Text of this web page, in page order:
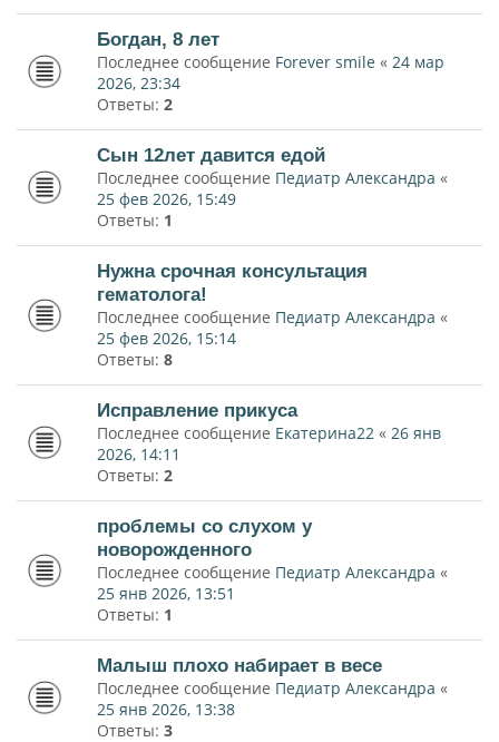
Богдан, 8 лет
Последнее сообщение Forever smile « 24 мар
2026, 23:34
Ответы: 2
Сын 12лет давится едой
Последнее сообщение Педиатр Александра «
25 фев 2026, 15:49
Ответы: 1
Нужна срочная консультация
гематолога!
Последнее сообщение Педиатр Александра «
25 фев 2026, 15:14
Ответы: 8
Исправление прикуса
Последнее сообщение Екатерина22 « 26 янв
2026, 14:11
Ответы: 2
проблемы со слухом у
новорожденного
Последнее сообщение Педиатр Александра «
25 янв 2026, 13:51
Ответы: 1
Малыш плохо набирает в весе
Последнее сообщение Педиатр Александра «
25 янв 2026, 13:38
Ответы: 3